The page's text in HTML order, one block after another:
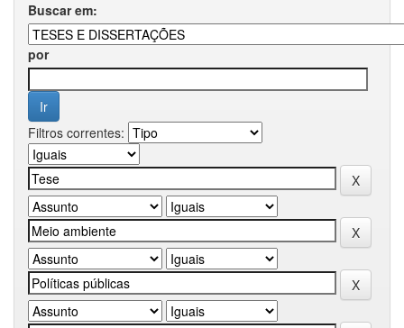
Buscar em:
por
Filtros correntes: